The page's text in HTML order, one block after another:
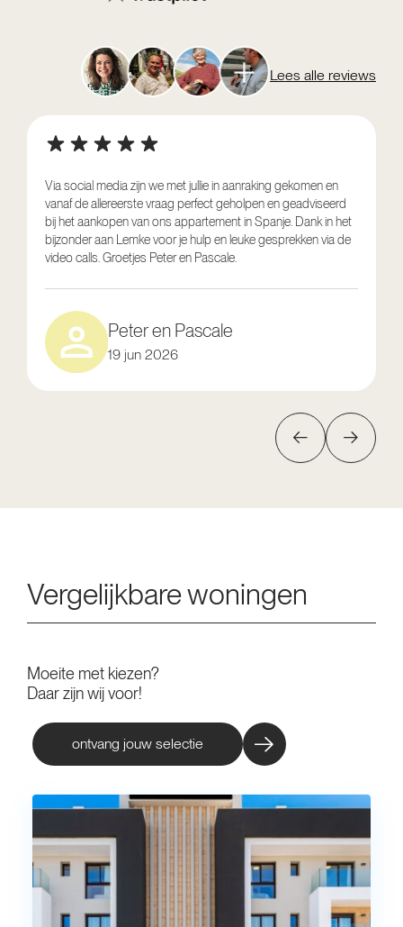
Lees alle reviews
Via social media zijn we met jullie in aanraking gekomen en
vanaf de allereerste vraag perfect geholpen en geadviseerd
bij het aankopen van ons appartement in Spanje. Dank in het
bijzonder aan Lemke voor je hulp en leuke gesprekken via de
video calls. Groetjes Peter en Pascale.
Peter en Pascale
19 jun 2026
Vergelijkbare woningen
Moeite met kiezen?
Daar zijn wij voor!
ontvang jouw selectie